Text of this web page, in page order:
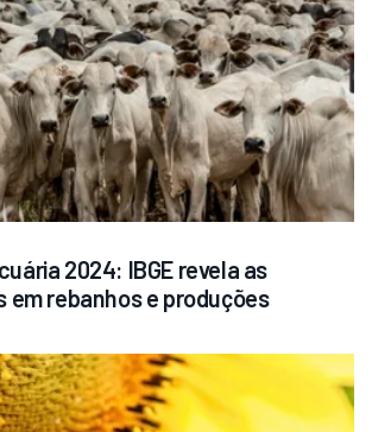
2024: IBGE revela as
em rebanhos e produções